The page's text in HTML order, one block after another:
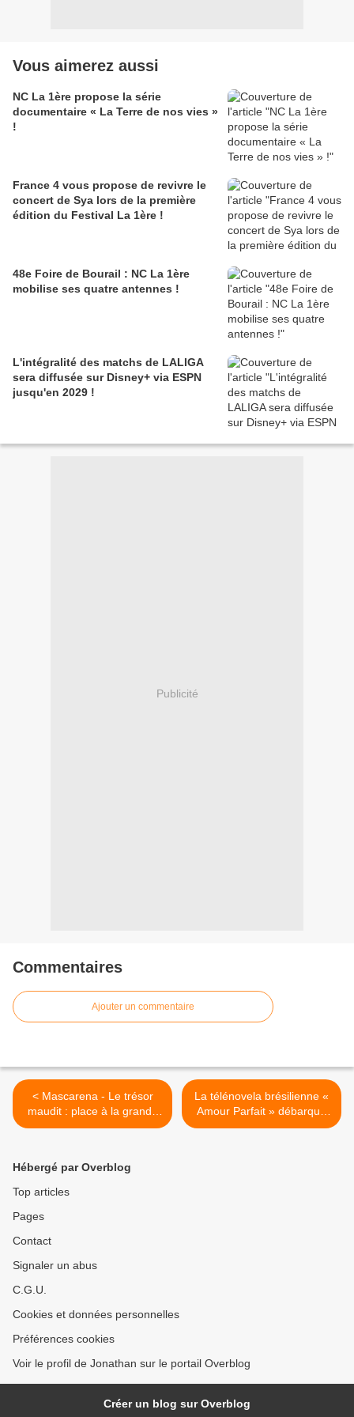
Vous aimerez aussi
NC La 1ère propose la série
documentaire « La Terre de nos vies »
!
France 4 vous propose de revivre le
concert de Sya lors de la première
édition du Festival La 1ère !
48e Foire de Bourail : NC La 1ère
mobilise ses quatre antennes !
L'intégralité des matchs de LALIGA
sera diffusée sur Disney+ via ESPN
jusqu'en 2029 !
Publicité
Commentaires
Ajouter un commentaire
< Mascarena - Le trésor
maudit : place à la grande
finale de la 5ème saison !
La télénovela brésilienne «
Amour Parfait » débarque
le mois prochain sur
Hébergé par Overblog
Top articles
Pages
Contact
Signaler un abus
C.G.U.
Cookies et données personnelles
Préférences cookies
Voir le profil de Jonathan sur le portail Overblog
Créer un blog sur Overblog